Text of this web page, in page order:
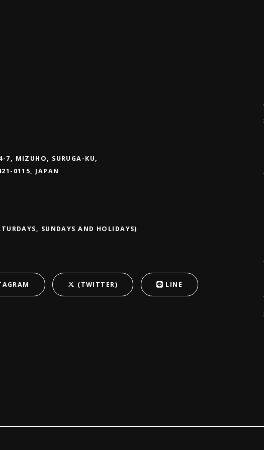
7, MIZUHO, SURUGA-KU,
0115, JAPAN
SUNDAYS AND HOLIDAYS)
(TWITTER) LINE